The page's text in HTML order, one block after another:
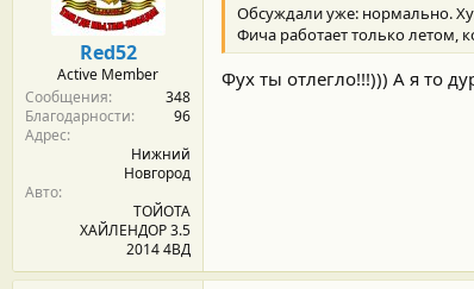
Red52
Active Member
Сообщения
348
Благодарности
96
Адрес
Нижний
Новгород
Авто
ТОЙОТА
ХАЙЛЕНДОР 3.5
2014 4ВД
Обсуждали уже: нормально.
Фича работает только летом,
Фух ты отлегло!!!))) А я то